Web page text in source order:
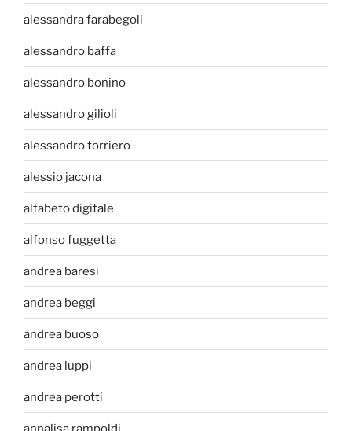
alessandra farabegoli
alessandro baffa
alessandro bonino
alessandro gilioli
alessandro torriero
alessio jacona
alfabeto digitale
alfonso fuggetta
andrea baresi
andrea beggi
andrea buoso
andrea luppi
andrea perotti